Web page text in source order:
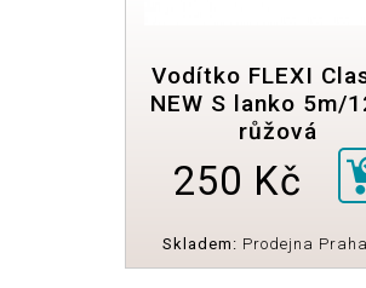
Vodítko FLEXI
NEW S lanko 5m/
růžová
250 Kč
Skladem: Prodejna